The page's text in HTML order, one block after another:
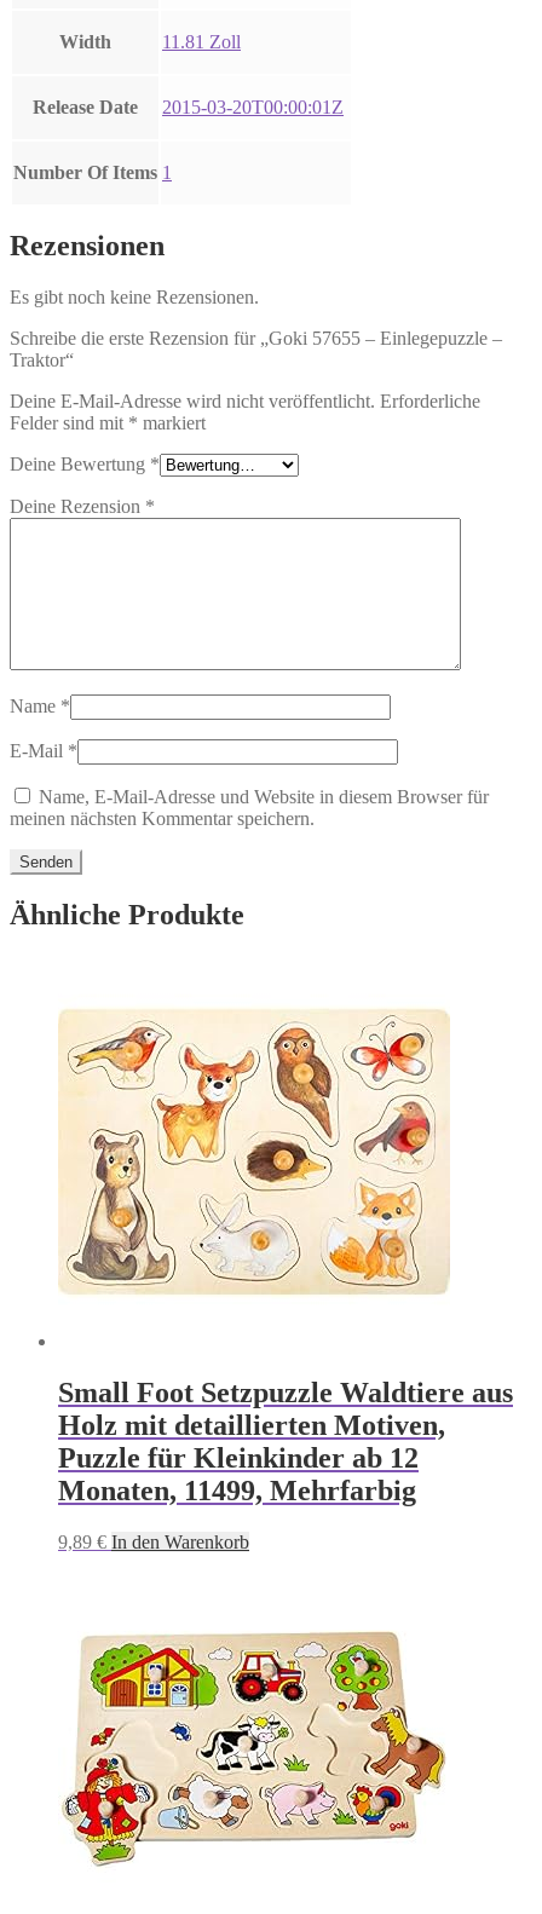
Width 11.81 Zoll
Release Date 2015-03-20T00:00:01Z
Number Of Items 1
Rezensionen
Es gibt noch keine Rezensionen.
Schreibe die erste Rezension für „Goki 57655 – Einlegepuzzle –
Traktor“
Deine E-Mail-Adresse wird nicht veröffentlicht. Erforderliche
Felder sind mit * markiert
Deine Bewertung *
Deine Rezension *
Name *
E-Mail *
Name, E-Mail-Adresse und Website in diesem Browser für
meinen nächsten Kommentar speichern.
Ähnliche Produkte
Small Foot Setzpuzzle Waldtiere aus
Holz mit detaillierten Motiven,
Puzzle für Kleinkinder ab 12
Monaten, 11499, Mehrfarbig
9,89 € In den Warenkorb